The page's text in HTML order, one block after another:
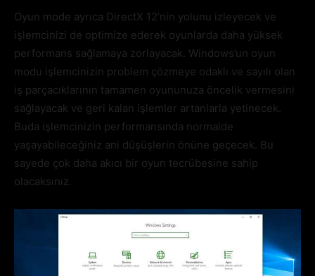
Oyun mode ayrıca DirectX 12’nin yolunu izleyecek ve
işlemcinizi de optimize ederek oyunlarda daha yüksek
performans sağlamaya zorlayacak. Windows’un oyun
modu işlemcinizin problem çözmeye odaklı ve sayılı olan
iş parçacıklarının tamamen oyununuza öncelik vermesini
sağlayacak ve geri kalan işlemler artanlarla yetinecek.
Buda işlemcinizin performansında normalde
yaşayabileceğiniz ani düşüşlerin önüne geçecek. Bu
sayede çok daha akıcı bir oyun tecrübesine sahip
olacaksınız.